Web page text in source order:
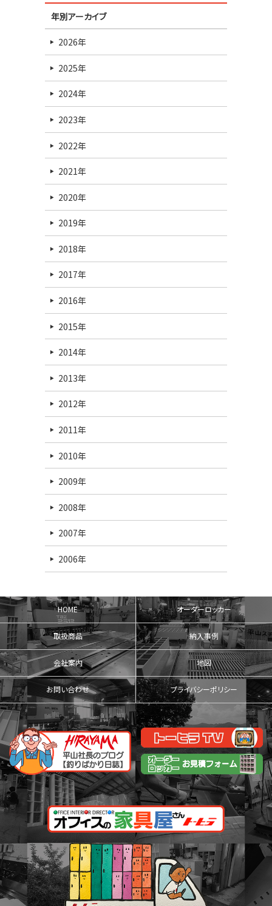
年別アーカイブ
2026年
2025年
2024年
2023年
2022年
2021年
2020年
2019年
2018年
2017年
2016年
2015年
2014年
2013年
2012年
2011年
2010年
2009年
2008年
2007年
2006年
HOME オーダーロッカー
取扱商品 納入事例
会社案内 地図
お問い合わせ プライバシーポリシー